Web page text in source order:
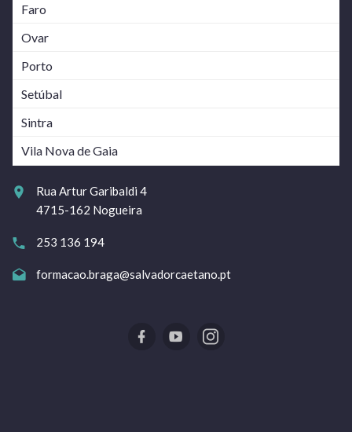
Faro
Ovar
Porto
Setúbal
Sintra
Vila Nova de Gaia
Rua Artur Garibaldi 4
4715-162 Nogueira
253 136 194
formacao.braga@salvadorcaetano.pt